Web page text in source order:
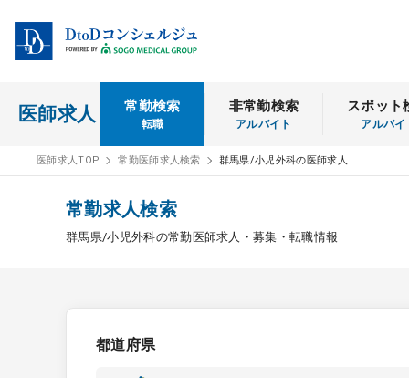
医師求人 常勤検索
転職
非常勤検索
アルバイト
スポット
アルバイ
医師求人TOP 常勤医師求人検索 群馬県/小児外科の医師求人
常勤求人検索
群馬県/小児外科の常勤医師求人・募集・転職情報
都道府県